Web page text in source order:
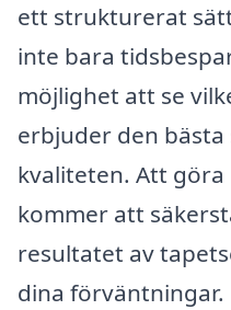
ett strukturerat
inte bara
möjlighet att se
erbjuder den bästa
kvaliteten. Att
kommer att
resultatet av
dina förväntningar.